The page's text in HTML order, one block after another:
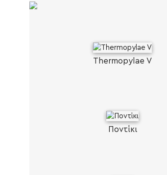
Thermopylae V
Ποντίκι